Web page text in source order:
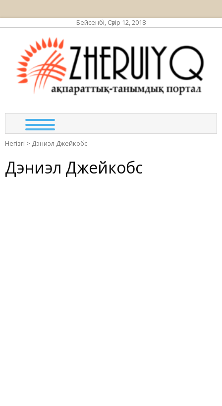
Бейсенбі, Сәуір 12, 2018
Негізгі > Дэниэл Джейкобс
Дэниэл Джейкобс